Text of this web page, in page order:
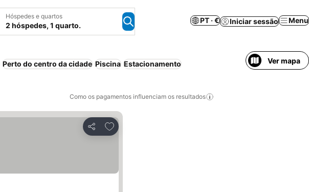
Hóspedes e quartos
2 hóspedes, 1 quarto.
PT · € Iniciar sessão Menu
Perto do centro da cidade Piscina Estacionamento Ver mapa
Como os pagamentos influenciam os resultados
Partilhar
Adicionar aos favoritos